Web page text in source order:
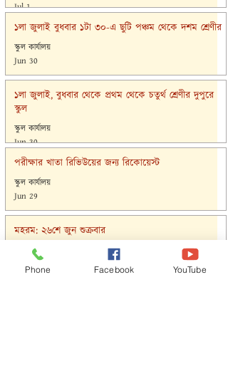
Jul 1
১লা জুলাই বুধবার ১টা ৩০-এ ছুটি পঞ্চম থেকে দশম শ্রেণীর
স্কুল কার্যালয়
Jun 30
১লা জুলাই, বুধবার থেকে প্রথম থেকে চতুর্থ শ্রেণীর দুপুরে
স্কুল
স্কুল কার্যালয়
Jun 30
পরীক্ষার খাতা রিভিউয়ের জন্য রিকোয়েস্ট
স্কুল কার্যালয়
Jun 29
মহরম: ২৬শে জুন শুক্রবার
স্কুল কার্যালয়
Jun 25
Phone Facebook YouTube